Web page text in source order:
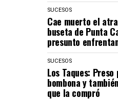
SUCESOS
Cae muerto el
buseta de Punta
presunto
SUCESOS
Los Taques:
bombona y
que la compró